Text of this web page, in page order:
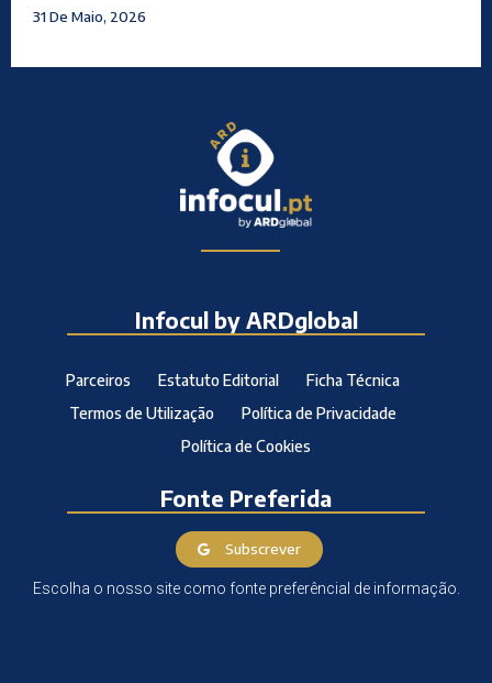
31 De Maio, 2026
Infocul by ARDglobal
Parceiros Estatuto Editorial
Ficha Técnica
Termos de Utilização
Política de Privacidade
Política de Cookies
Fonte Preferida
Subscrever
Escolha o nosso site como fonte preferêncial de informação.